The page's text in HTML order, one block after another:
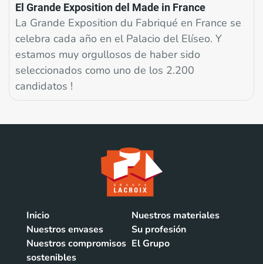
El Grande Exposition del Made in France
La Grande Exposition du Fabriqué en France se
celebra cada año en el Palacio del Elíseo. Y
estamos muy orgullosos de haber sido
seleccionados como uno de los 2.200
candidatos !
Inicio
Nuestros materiales
Nuestros envases
Su profesión
Nuestros compromisos
sostenibles
El Grupo